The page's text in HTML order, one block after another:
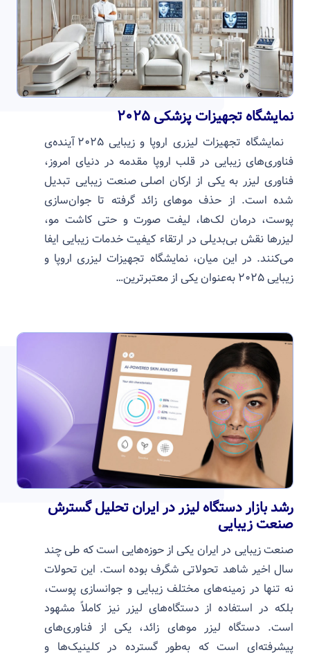
نمایشگاه تجهیزات پزشکی ۲۰۲۵
نمایشگاه تجهیزات لیزری اروپا و زیبایی ۲۰۲۵ آینده‌ی
فناوری‌های زیبایی در قلب اروپا مقدمه در دنیای امروز،
فناوری لیزر به یکی از ارکان اصلی صنعت زیبایی تبدیل
شده است. از حذف موهای زائد گرفته تا جوان‌سازی
پوست، درمان لک‌ها، لیفت صورت و حتی کاشت مو،
لیزرها نقش بی‌بدیلی در ارتقاء کیفیت خدمات زیبایی ایفا
می‌کنند. در این میان، نمایشگاه تجهیزات لیزری اروپا و
زیبایی ۲۰۲۵ به‌عنوان یکی از معتبرترین…
رشد بازار دستگاه لیزر در ایران تحلیل گسترش
صنعت زیبایی
صنعت زیبایی در ایران یکی از حوزه‌هایی است که طی چند
سال اخیر شاهد تحولاتی شگرف بوده است. این تحولات
نه تنها در زمینه‌های مختلف زیبایی و جوانسازی پوست،
بلکه در استفاده از دستگاه‌های لیزر نیز کاملاً مشهود
است. دستگاه لیزر موهای زائد، یکی از فناوری‌های
پیشرفته‌ای است که به‌طور گسترده در کلینیک‌ها و